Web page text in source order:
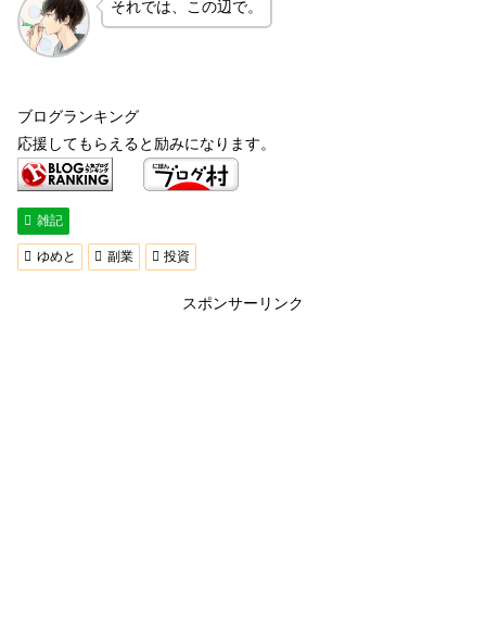
それでは、この辺で。
ブログランキング
応援してもらえると励みになります。
雑記
ゆめと 副業 投資
スポンサーリンク